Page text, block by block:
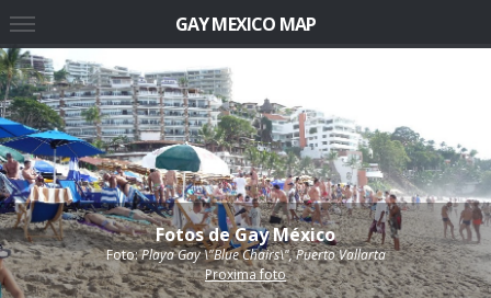
Fotos de Gay México
Foto:Playa Gay \"Blue Chairs\", Puerto Vallarta
Proxima foto
GAY MEXICO MAP